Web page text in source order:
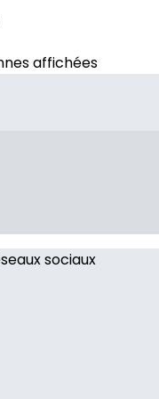
affichées
sociaux